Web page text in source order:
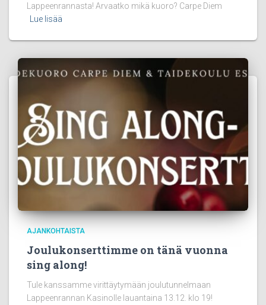
Lappeenrannasta! Arvaatko mikä kuoro? Carpe Diem
Lue lisää
AJANKOHTAISTA
Joulukonserttimme on tänä vuonna
sing along!
Tule kanssamme virittäytymään joulutunnelmaan
Lappeenrannan Kasinolle lauantaina 13.12. klo 19!